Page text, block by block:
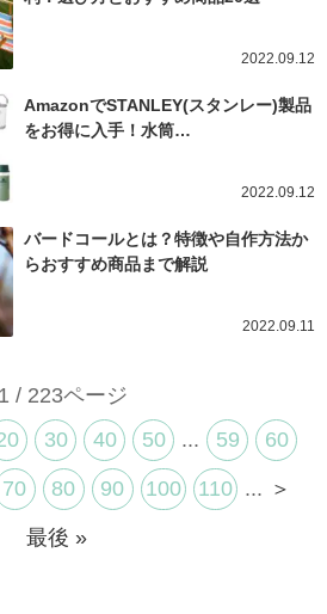
2022.09.12
AmazonでSTANLEY(スタンレー)製品
をお得に入手！水筒…
2022.09.12
バードコールとは？特徴や自作方法か
らおすすめ商品まで解説
2022.09.11
/ 223ページ
30 40 50 ... 59 60
70 80 90 100 110 ... ＞
最後 »